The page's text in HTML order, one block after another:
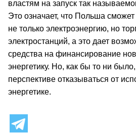
властям на запуск так
Это означает, что Польша
не только электроэнергию, но
электростанций, а это дает
средства на финансирование
энергетику. Но, как бы то ни
перспективе отказываться от
энергетике.